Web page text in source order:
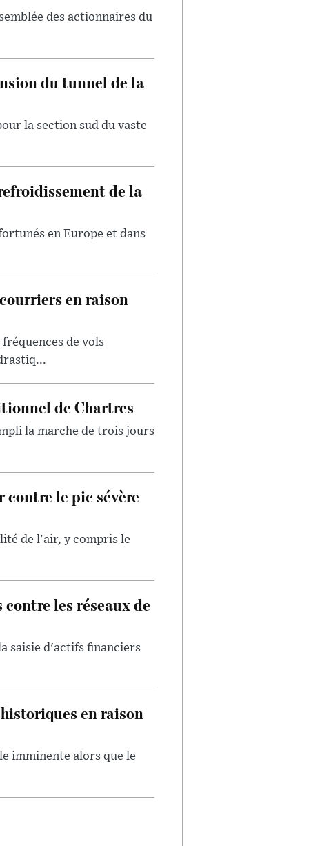
des actionnaires du
du tunnel de la
la section sud du vaste
de la
en Europe et dans
en raison
de vols
de Chartres
la marche de trois jours
le pic sévère
de l'air, y compris le
les réseaux de
saisie d'actifs financiers
en raison
imminente alors que le